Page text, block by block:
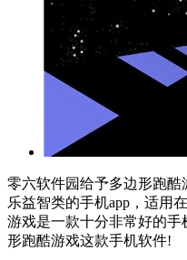
零六软件园给予多边形跑
乐益智类的手机app，适用
游戏是一款十分非常好的手
形跑酷游戏这款手机软件!